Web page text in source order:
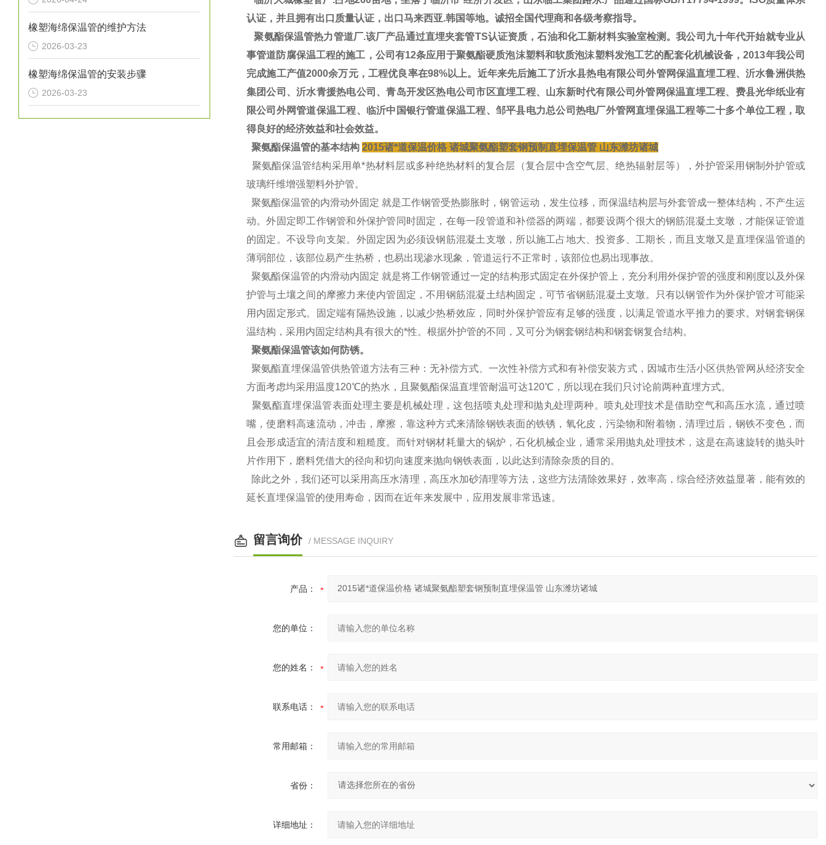
橡塑海绵保温管的维护方法
2026-03-23
橡塑海绵保温管的安装步骤
2026-03-23
认证，并且拥有出口质量认证，出口马来西亚.韩国等地。诚招全国代理商和各级考察指导。
聚氨酯保温管热力管道厂.该厂产品通过直埋夹套管TS认证资质，石油和化工新材料实验室检测。我公司九十年代开始就专业从
事管道防腐保温工程的施工，公司有12条应用于聚氨酯硬质泡沫塑料和软质泡沫塑料发泡工艺的配套化机械设备，2013年我公司
完成施工产值2000余万元，工程优良率在98%以上。近年来先后施工了沂水县热电有限公司外管网保温直埋工程、沂水鲁洲供热
集团公司、沂水青援热电公司、青岛开发区热电公司市区直埋工程、山东新时代有限公司外管网保温直埋工程、费县光华纸业有
限公司外网管道保温工程、临沂中国银行管道保温工程、邹平县电力总公司热电厂外管网直埋保温工程等二十多个单位工程，取
得良好的经济效益和社会效益。
聚氨酯保温管的基本结构 2015诸*道保温价格 诸城聚氨酯塑套钢预制直埋保温管 山东潍坊诸城
聚氨酯保温管结构采用单*热材料层或多种绝热材料的复合层（复合层中含空气层、绝热辐射层等），外护管采用钢制外护管或
玻璃纤维增强塑料外护管。
聚氨酯保温管的内滑动外固定 就是工作钢管受热膨胀时，钢管运动，发生位移，而保温结构层与外套管成一整体结构，不产生运
动。外固定即工作钢管和外保护管同时固定，在每一段管道和补偿器的两端，都要设两个很大的钢筋混凝土支墩，才能保证管道
的固定。不设导向支架。外固定因为必须设钢筋混凝土支墩，所以施工占地大、投资多、工期长，而且支墩又是直埋保温管道的
薄弱部位，该部位易产生热桥，也易出现渗水现象，管道运行不正常时，该部位也易出现事故。
聚氨酯保温管的内滑动内固定 就是将工作钢管通过一定的结构形式固定在外保护管上，充分利用外保护管的强度和刚度以及外保
护管与土壤之间的摩擦力来使内管固定，不用钢筋混凝土结构固定，可节省钢筋混凝土支墩。只有以钢管作为外保护管才可能采
用内固定形式。固定端有隔热设施，以减少热桥效应，同时外保护管应有足够的强度，以满足管道水平推力的要求。对钢套钢保
温结构，采用内固定结构具有很大的*性。根据外护管的不同，又可分为钢套钢结构和钢套钢复合结构。
聚氨酯保温管该如何防锈。
聚氨酯直埋保温管供热管道方法有三种：无补偿方式、一次性补偿方式和有补偿安装方式，因城市生活小区供热管网从经济安全
方面考虑均采用温度120℃的热水，且聚氨酯保温直埋管耐温可达120℃，所以现在我们只讨论前两种直埋方式。
聚氨酯直埋保温管表面处理主要是机械处理，这包括喷丸处理和抛丸处理两种。喷丸处理技术是借助空气和高压水流，通过喷
嘴，使磨料高速流动，冲击，摩擦，靠这种方式来清除钢铁表面的铁锈，氧化皮，污染物和附着物，清理过后，钢铁不变色，而
且会形成适宜的清洁度和粗糙度。而针对钢材耗量大的锅炉，石化机械企业，通常采用抛丸处理技术，这是在高速旋转的抛头叶
片作用下，磨料凭借大的径向和切向速度来抛向钢铁表面，以此达到清除杂质的目的。
除此之外，我们还可以采用高压水清理，高压水加砂清理等方法，这些方法清除效果好，效率高，综合经济效益显著，能有效的
延长直埋保温管的使用寿命，因而在近年来发展中，应用发展非常迅速。
留言询价 / MESSAGE INQUIRY
产品：
您的单位：
您的姓名：
联系电话：
常用邮箱：
省份：
详细地址：